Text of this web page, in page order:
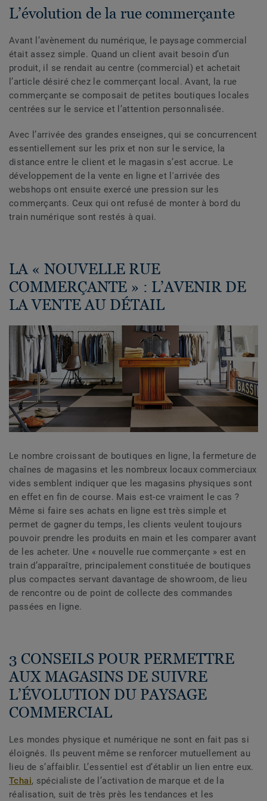
L’évolution de la rue commerçante
Avant l’avènement du numérique, le paysage commercial
était assez simple. Quand un client avait besoin d’un
produit, il se rendait au centre (commercial) et achetait
l’article désiré chez le commerçant local. Avant, la rue
commerçante se composait de petites boutiques locales
centrées sur le service et l’attention personnalisée.
Avec l’arrivée des grandes enseignes, qui se concurrencent
essentiellement sur les prix et non sur le service, la
distance entre le client et le magasin s’est accrue. Le
développement de la vente en ligne et l'arrivée des
webshops ont ensuite exercé une pression sur les
commerçants. Ceux qui ont refusé de monter à bord du
train numérique sont restés à quai.
LA « NOUVELLE RUE
COMMERÇANTE » : L’AVENIR DE
LA VENTE AU DÉTAIL
Le nombre croissant de boutiques en ligne, la fermeture de
chaînes de magasins et les nombreux locaux commerciaux
vides semblent indiquer que les magasins physiques sont
en effet en fin de course. Mais est-ce vraiment le cas ?
Même si faire ses achats en ligne est très simple et
permet de gagner du temps, les clients veulent toujours
pouvoir prendre les produits en main et les comparer avant
de les acheter. Une « nouvelle rue commerçante » est en
train d’apparaître, principalement constituée de boutiques
plus compactes servant davantage de showroom, de lieu
de rencontre ou de point de collecte des commandes
passées en ligne.
3 CONSEILS POUR PERMETTRE
AUX MAGASINS DE SUIVRE
L’ÉVOLUTION DU PAYSAGE
COMMERCIAL
Les mondes physique et numérique ne sont en fait pas si
éloignés. Ils peuvent même se renforcer mutuellement au
lieu de s’affaiblir. L’essentiel est d’établir un lien entre eux.
Tchai, spécialiste de l’activation de marque et de la
réalisation, suit de très près les tendances et les